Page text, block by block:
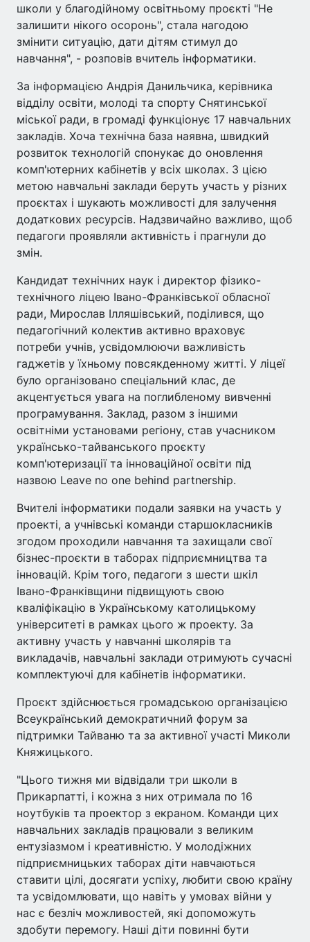
школи у благодійному освітньому проєкті "Не
залишити нікого осоронь", стала нагодою
змінити ситуацію, дати дітям стимул до
навчання", - розповів вчитель інформатики.
За інформацією Андрія Данильчика, керівника
відділу освіти, молоді та спорту Снятинської
міської ради, в громаді функціонує 17 навчальних
закладів. Хоча технічна база наявна, швидкий
розвиток технологій спонукає до оновлення
комп'ютерних кабінетів у всіх школах. З цією
метою навчальні заклади беруть участь у різних
проєктах і шукають можливості для залучення
додаткових ресурсів. Надзвичайно важливо, щоб
педагоги проявляли активність і прагнули до
змін.
Кандидат технічних наук і директор фізико-
технічного ліцею Івано-Франківської обласної
ради, Мирослав Ілляшівський, поділився, що
педагогічний колектив активно враховує
потреби учнів, усвідомлюючи важливість
гаджетів у їхньому повсякденному житті. У ліцеї
було організовано спеціальний клас, де
акцентується увага на поглибленому вивченні
програмування. Заклад, разом з іншими
освітніми установами регіону, став учасником
українсько-тайванського проєкту
комп'ютеризації та інноваційної освіти під
назвою Leave no one behind partnership.
Вчителі інформатики подали заявки на участь у
проекті, а учнівські команди старшокласників
згодом проходили навчання та захищали свої
бізнес-проєкти в таборах підприємництва та
інновацій. Крім того, педагоги з шести шкіл
Івано-Франківщини підвищують свою
кваліфікацію в Українському католицькому
університеті в рамках цього ж проекту. За
активну участь у навчанні школярів та
викладачів, навчальні заклади отримують сучасні
комплектуючі для кабінетів інформатики.
Проєкт здійснюється громадською організацією
Всеукраїнський демократичний форум за
підтримки Тайваню та за активної участі Миколи
Княжицького.
"Цього тижня ми відвідали три школи в
Прикарпатті, і кожна з них отримала по 16
ноутбуків та проектор з екраном. Команди цих
навчальних закладів працювали з великим
ентузіазмом і креативністю. У молодіжних
підприємницьких таборах діти навчаються
ставити цілі, досягати успіху, любити свою країну
та усвідомлювати, що навіть у умовах війни у
нас є безліч можливостей, які допоможуть
здобути перемогу. Наші діти повинні бути